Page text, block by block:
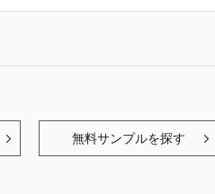
無料サンプルを探す